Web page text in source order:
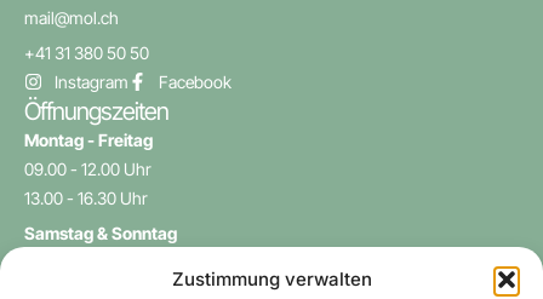
Zustimmung verwalten
mail@mol.ch
+41 31 380 50 50
Instagram
Facebook
Öffnungszeiten
Montag - Freitag
09.00 - 12.00 Uhr
13.00 - 16.30 Uhr
Samstag & Sonntag